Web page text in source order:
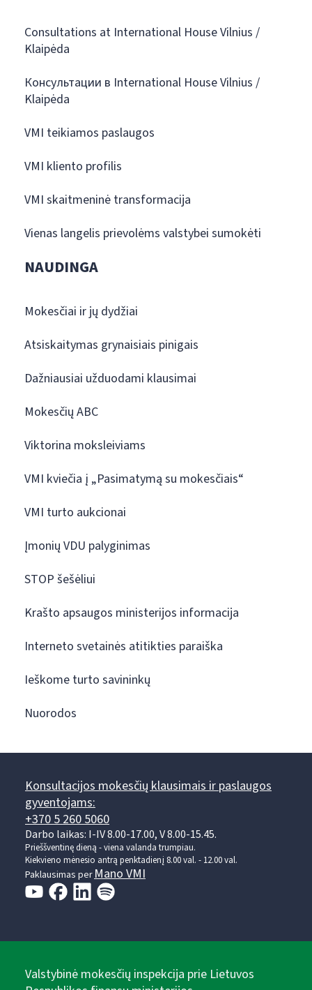
Consultations at International House Vilnius /
Klaipėda
Консультации в International House Vilnius /
Klaipėda
VMI teikiamos paslaugos
VMI kliento profilis
VMI skaitmeninė transformacija
Vienas langelis prievolėms valstybei sumokėti
NAUDINGA
Mokesčiai ir jų dydžiai
Atsiskaitymas grynaisiais pinigais
Dažniausiai užduodami klausimai
Mokesčių ABC
Viktorina moksleiviams
VMI kviečia į „Pasimatymą su mokesčiais“
VMI turto aukcionai
Įmonių VDU palyginimas
STOP šešėliui
Krašto apsaugos ministerijos informacija
Interneto svetainės atitikties paraiška
Ieškome turto savininkų
Nuorodos
Konsultacijos mokesčių klausimais ir paslaugos
gyventojams:
+370 5 260 5060
Darbo laikas: I-IV 8.00-17.00, V 8.00-15.45.
Prieššventinę dieną - viena valanda trumpiau.
Kiekvieno mėnesio antrą penktadienį 8.00 val. - 12.00 val.
Paklausimas perMano VMI
Valstybinė mokesčių inspekcija prie Lietuvos